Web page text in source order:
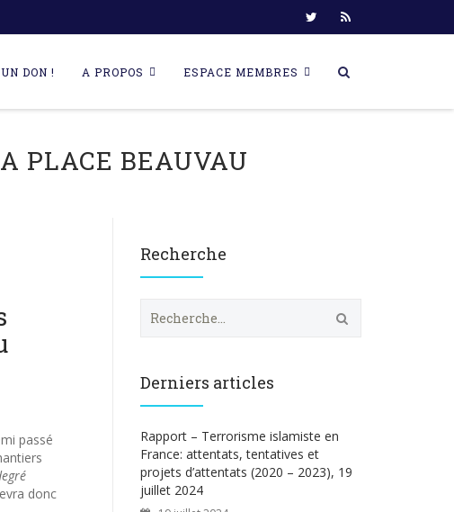
DON ! A PROPOS ESPACE MEMBRES
PLACE BEAUVAU
passé
donc
Recherche
e
h
e
r
:
Derniers articles
Rapport – Terrorisme islamiste en
France: attentats, tentatives et
projets d’attentats (2020 – 2023), 19
juillet 2024